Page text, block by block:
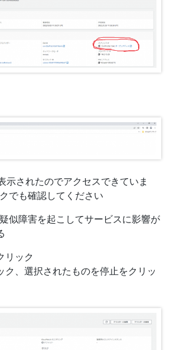
されたのでアクセスできていま
でも確認してください
似障害を起こしてサービスに影響が
リック
ク、選択されたものを停止をクリッ